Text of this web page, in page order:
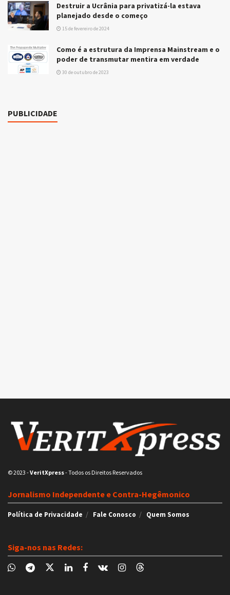
Destruir a Ucrânia para privatizá-la estava
planejado desde o começo
15 de fevereiro de 2024
Como é a estrutura da Imprensa Mainstream e o
poder de transmutar mentira em verdade
30 de outubro de 2023
PUBLICIDADE
© 2023 -VeritXpress- Todos os Direitos Reservados
Jornalismo Independente e Contra-Hegêmonico
Política de Privacidade Fale Conosco Quem Somos
Siga-nos nas Redes: